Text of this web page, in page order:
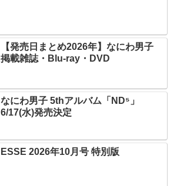
【発売日まとめ2026年】なにわ男子
掲載雑誌・Blu-ray・DVD
なにわ男子 5thアルバム「ND⁵」
6/17(水)発売決定
ESSE 2026年10月号 特別版